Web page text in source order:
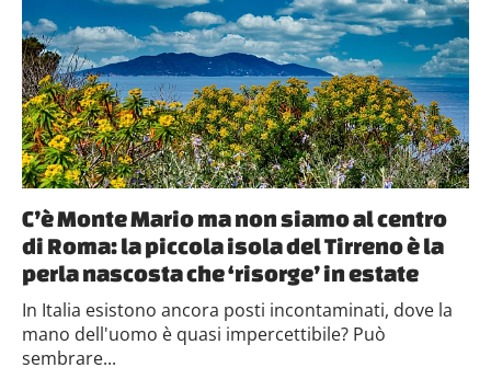
C’è Monte Mario ma non siamo al centro
di Roma: la piccola isola del Tirreno è la
perla nascosta che ‘risorge’ in estate
In Italia esistono ancora posti incontaminati, dove la
mano dell'uomo è quasi impercettibile? Può
sembrare...